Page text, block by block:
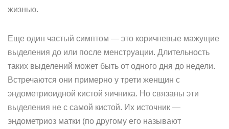
жизнью.
Еще один частый симптом — это коричневые мажущие
выделения до или после менструации. Длительность
таких выделений может быть от одного дня до недели.
Встречаются они примерно у трети женщин с
эндометриоидной кистой яичника. Но связаны эти
выделения не с самой кистой. Их источник —
эндометриоз матки (по другому его называют